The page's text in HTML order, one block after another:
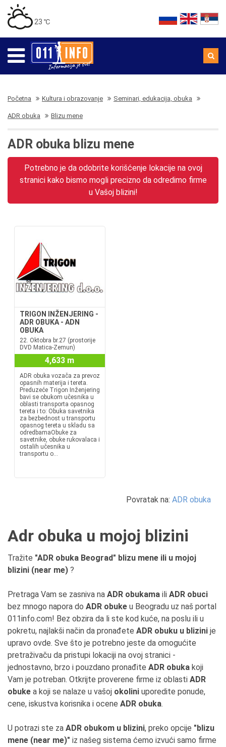
23 ℃
Početna Kultura i obrazovanje Seminari, edukacija, obuka
ADR obuka Blizu mene
ADR obuka blizu mene
Potrebno je da odobrite korišćenje lokacije na ovoj
stranici kako bismo mogli precizno da odredimo firme
u Vašoj blizini!
TRIGON INŽENJERING -
ADR OBUKA - ADN
OBUKA
22. Oktobra br.27 (prostorije
DVD Matica-Zemun)
4,633 m
ADR obuka vozača za prevoz
opasnih materija i tereta.
Preduzeće Trigon Inženjering
bavi se obukom učesnika u
oblasti transporta opasnog
tereta i to: Obuka savetnika
za bezbednost u transportu
opasnog tereta u skladu sa
odredbamaObuke za
savetnike, obuke rukovalaca i
ostalih učesnika u
transportu o...
Povratak na: ADR obuka
Adr obuka u mojoj blizini
Tražite "ADR obuka Beograd" blizu mene ili u mojoj
blizini (near me) ?
Pretraga Vam se zasniva na ADR obukama ili ADR obuci
bez mnogo napora do ADR obuke u Beogradu uz naš portal
011info.com! Bez obzira da li ste kod kuće, na poslu ili u
pokretu, najlakši način da pronađete ADR obuku u blizini je
upravo ovde. Sve što je potrebno jeste da omogućite
pretraživaču da pristupi lokaciji na ovoj stranici -
jednostavno, brzo i pouzdano pronađite ADR obuka koji
Vam je potreban. Otkrijte proverene firme iz oblasti ADR
obuke a koji se nalaze u vašoj okolini uporedite ponude,
cene, iskustva korisnika i ocene ADR obuka.
U potrazi ste za ADR obukom u blizini, preko opcije "blizu
mene (near me)" iz našeg sistema ćemo izvući samo firme